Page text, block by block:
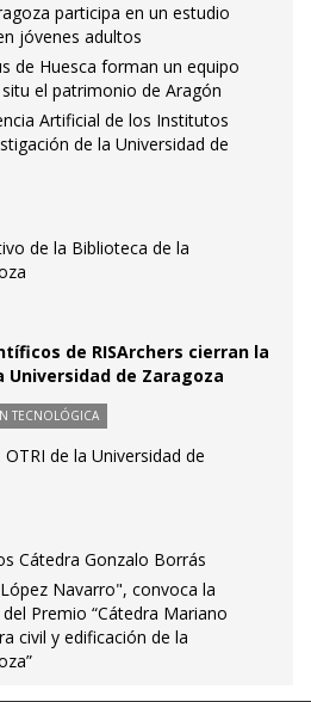
participa en un estudio
jóvenes adultos
de Huesca forman un equipo
el patrimonio de Aragón
Artificial de los Institutos
de la Universidad de
de la Biblioteca de la
de RISArchers cierran la
Universidad de Zaragoza
TECNOLÓGICA
de la Universidad de
Cátedra Gonzalo Borrás
Navarro", convoca la
Premio “Cátedra Mariano
civil y edificación de la